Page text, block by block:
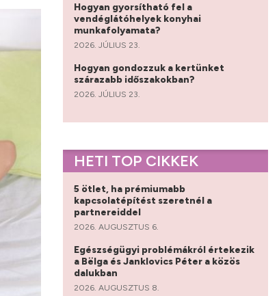
Hogyan gyorsítható fel a
vendéglátóhelyek konyhai
munkafolyamata?
2026. JÚLIUS 23.
Hogyan gondozzuk a kertünket
szárazabb időszakokban?
2026. JÚLIUS 23.
HETI TOP CIKKEK
5 ötlet, ha prémiumabb
kapcsolatépítést szeretnél a
partnereiddel
2026. AUGUSZTUS 6.
Egészségügyi problémákról értekezik
a Bëlga és Janklovics Péter a közös
dalukban
2026. AUGUSZTUS 8.